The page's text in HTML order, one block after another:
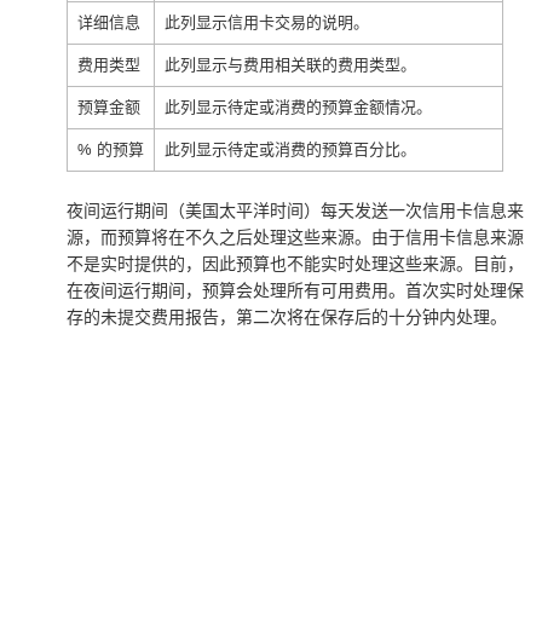
详细信息 此列显示信用卡交易的说明。
费用类型 此列显示与费用相关联的费用类型。
预算金额 此列显示待定或消费的预算金额情况。
% 的预算 此列显示待定或消费的预算百分比。
夜间运行期间（美国太平洋时间）每天发送一次信用卡信息来
源，而预算将在不久之后处理这些来源。由于信用卡信息来源
不是实时提供的，因此预算也不能实时处理这些来源。目前，
在夜间运行期间，预算会处理所有可用费用。首次实时处理保
存的未提交费用报告，第二次将在保存后的十分钟内处理。